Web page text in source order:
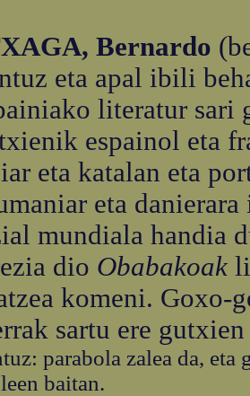
Bernardo
eta apal ibili
literatur sari
espainol eta
eta katalan eta
eta
mundiala handia
dio Obabakoak
komeni. Goxo-
sartu ere
parabola zalea da,
baitan.